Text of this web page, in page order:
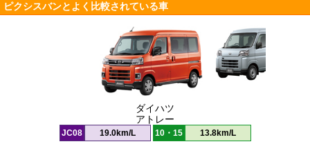
ピクシスバンとよく比較されている車
ダイハツ
アトレー
JC08 19.0km/L 10・15 13.8km/L